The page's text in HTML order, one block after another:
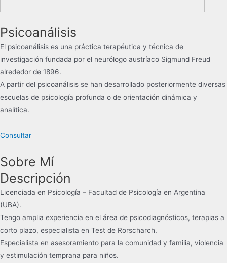
Psicoanálisis
El psicoanálisis es una práctica terapéutica y técnica de
investigación​​ fundada por el neurólogo austríaco Sigmund Freud
alrededor de 1896.
​A partir del psicoanálisis se han desarrollado posteriormente diversas
escuelas de psicología profunda o de orientación dinámica y
analítica.
Consultar
Sobre Mí
Descripción
Licenciada en Psicología – Facultad de Psicología en Argentina
(UBA).
Tengo amplia experiencia en el área de psicodiagnósticos, terapias a
corto plazo, especialista en Test de Rorscharch.
Especialista en asesoramiento para la comunidad y familia, violencia
y estimulación temprana para niños.